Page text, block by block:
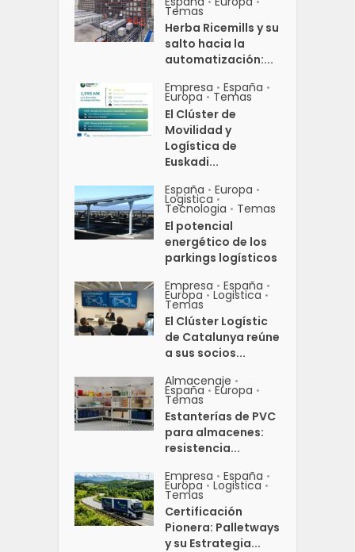
Temas
Herba Ricemills y su
salto hacia la
automatización:...
Empresa • España •
Europa • Temas
El Clúster de
Movilidad y
Logística de
Euskadi...
España • Europa •
Logistica •
Tecnologia • Temas
El potencial
energético de los
parkings logísticos
Empresa • España •
Europa • Logistica •
Temas
El Clúster Logístic
de Catalunya reúne
a sus socios...
Almacenaje •
España • Europa •
Temas
Estanterías de PVC
para almacenes:
resistencia...
Empresa • España •
Europa • Logistica •
Temas
Certificación
Pionera: Palletways
y su Estrategia...